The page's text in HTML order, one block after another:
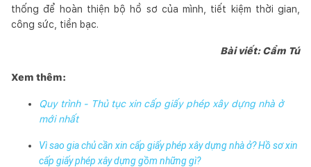
thống để hoàn thiện bộ hồ sơ của mình, tiết kiệm thời gian,
công sức, tiền bạc.
Bài viết: Cẩm Tú
Xem thêm:
Quy trình - Thủ tục xin cấp giấy phép xây dựng nhà ở
mới nhất
Vì sao gia chủ cần xin cấp giấy phép xây dựng nhà ở? Hồ sơ xin
cấp giấy phép xây dựng gồm những gì?